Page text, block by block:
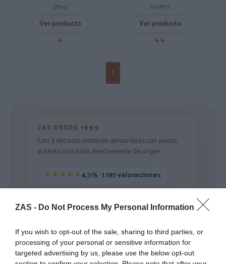
ZAS - Do Not Process My Personal Information
If you wish to opt-out of the sale, sharing to third parties, or
processing of your personal or sensitive information for
targeted advertising by us, please use the below opt-out
[ZPV4 ]
Ver producto
[LLVMO ]
Ver producto
1
ZAS DESDE 1999
Casi 3 décadas vistiendo almas libres con piezas
auténticas traídas directamente de origen.
4,7/5 · 1.197 valoraciones
Sigue explorando